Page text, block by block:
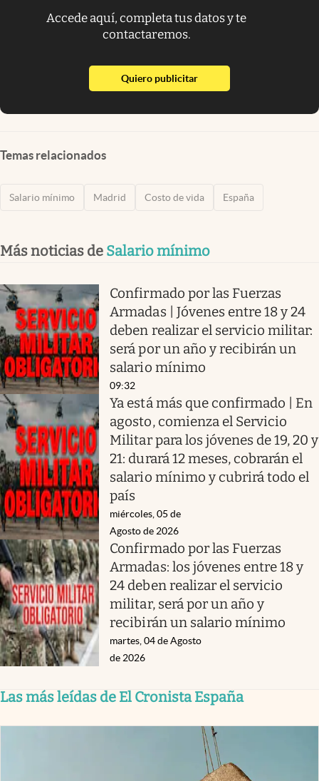
Accede aquí, completa tus datos y te
contactaremos.
Quiero publicitarabre en nueva pestaña
Temas relacionados
Salario mínimo Madrid Costo de vida España
Más noticias de Salario mínimo
Confirmado por las Fuerzas
Armadas | Jóvenes entre 18 y 24
deben realizar el servicio militar:
será por un año y recibirán un
salario mínimo
09:32
Ya está más que confirmado | En
agosto, comienza el Servicio
Militar para los jóvenes de 19, 20 y
21: durará 12 meses, cobrarán el
salario mínimo y cubrirá todo el
país
miércoles, 05 de
Agosto de 2026
Confirmado por las Fuerzas
Armadas: los jóvenes entre 18 y
24 deben realizar el servicio
militar, será por un año y
recibirán un salario mínimo
martes, 04 de Agosto
de 2026
Las más leídas de El Cronista España